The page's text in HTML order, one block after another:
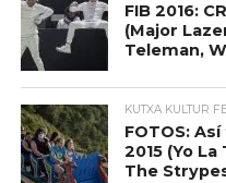
FIB 2016:
(Major
Teleman,
KUTXA KULTUR
FOTOS:
2015 (Yo
The